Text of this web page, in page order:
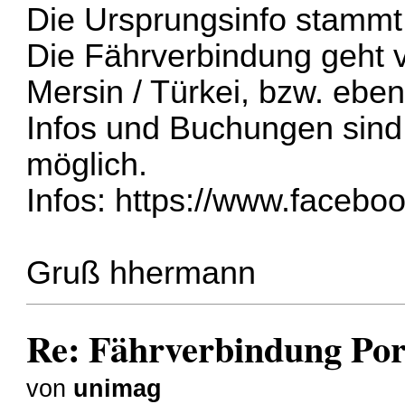
Die Ursprungsinfo
Die Fährverbindung geht
Mersin / Türkei, bzw.
Infos und Buchungen
möglich.
Infos: https://
Gruß hhermann
Re: Fährverbindung
von unimag